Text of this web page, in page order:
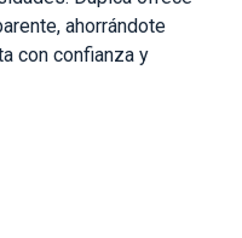
ahorrándote
con confianza y